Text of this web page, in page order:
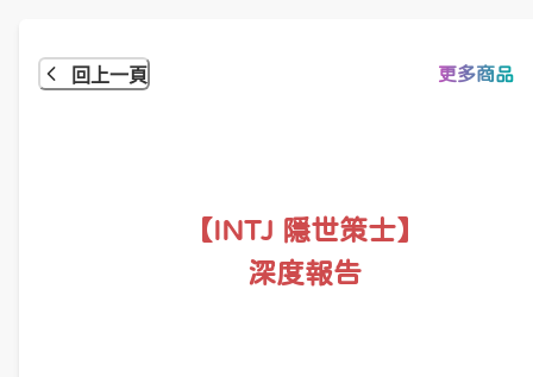
更多商品
回上一頁
【INTJ 隱世策士】
深度報告